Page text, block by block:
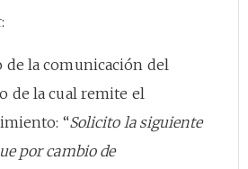
de la comunicación del
de la cual remite el
“Solicito la siguiente
por cambio de